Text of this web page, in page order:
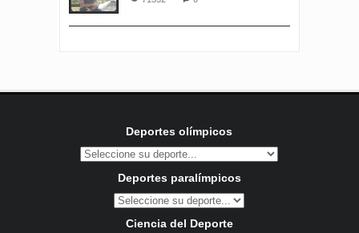
Deportes olímpicos
Deportes paralímpicos
Ciencia del Deporte